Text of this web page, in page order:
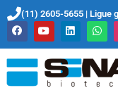
(11) 2605-5655 | Ligue